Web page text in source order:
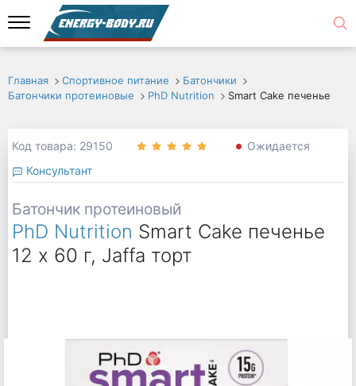
Главная Спортивное питание
Батончики
Батончики протеиновые
PhD Nutrition Smart Cake печенье
Код товара: 29150
Ожидается
Консультант
Батончик протеиновый
PhD Nutrition Smart Cake печенье
12 х 60 г, Jaffa торт